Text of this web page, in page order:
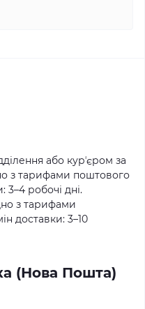
або курʼєром за
з тарифами поштового
3–4 робочі дні.
з тарифами
доставки: 3–10
(Нова Пошта)